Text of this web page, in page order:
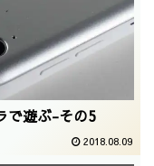
で遊ぶ-その5
2018.08.09